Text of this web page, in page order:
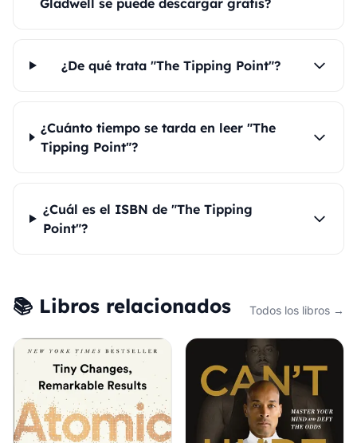
Gladwell se puede descargar gratis?
¿De qué trata "The Tipping Point"?
¿Cuánto tiempo se tarda en leer "The
Tipping Point"?
¿Cuál es el ISBN de "The Tipping
Point"?
📚 Libros relacionados Todos los libros →